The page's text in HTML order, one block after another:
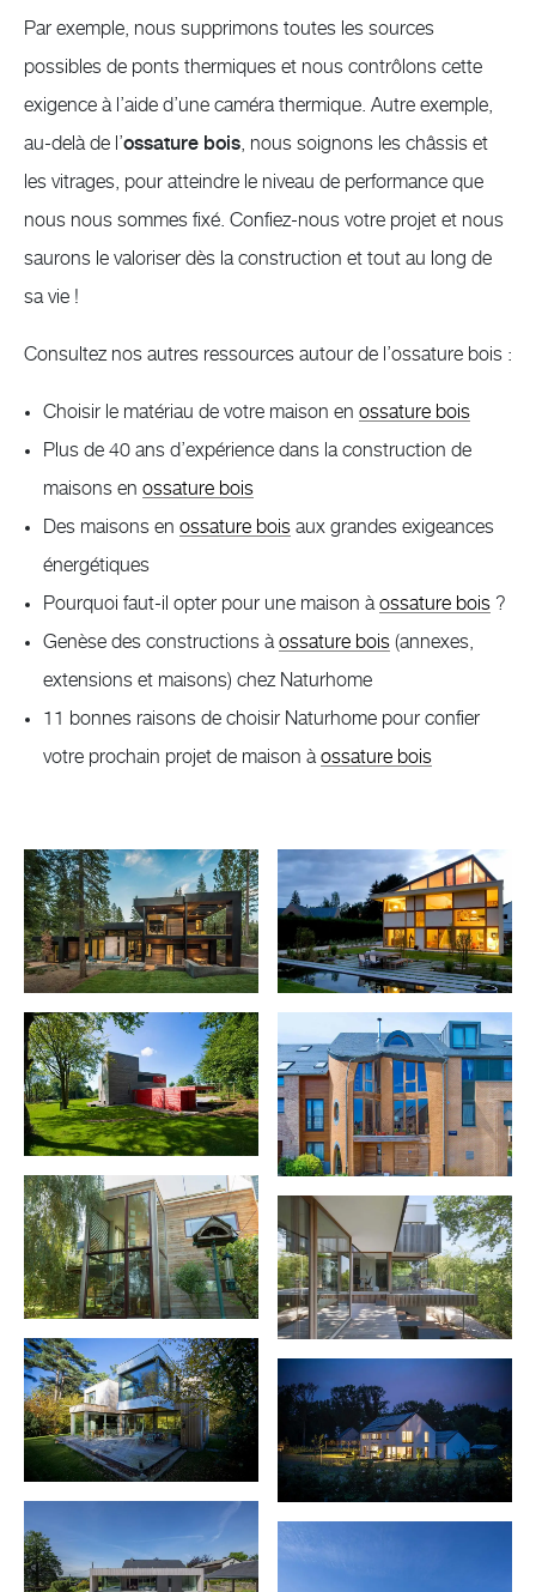
Par exemple, nous supprimons toutes les sources
possibles de ponts thermiques et nous contrôlons cette
exigence à l’aide d’une caméra thermique. Autre exemple,
au-delà de l’ossature bois , nous soignons les châssis et
les vitrages, pour atteindre le niveau de performance que
nous nous sommes fixé. Confiez-nous votre projet et nous
saurons le valoriser dès la construction et tout au long de
sa vie !
Consultez nos autres ressources autour de l’ossature bois :
Choisir le matériau de votre maison en ossature bois
Plus de 40 ans d’expérience dans la construction de
maisons en ossature bois
Des maisons en ossature bois aux grandes exigeances
énergétiques
Pourquoi faut-il opter pour une maison à ossature bois ?
Genèse des constructions à ossature bois (annexes,
extensions et maisons) chez Naturhome
11 bonnes raisons de choisir Naturhome pour confier
votre prochain projet de maison à ossature bois